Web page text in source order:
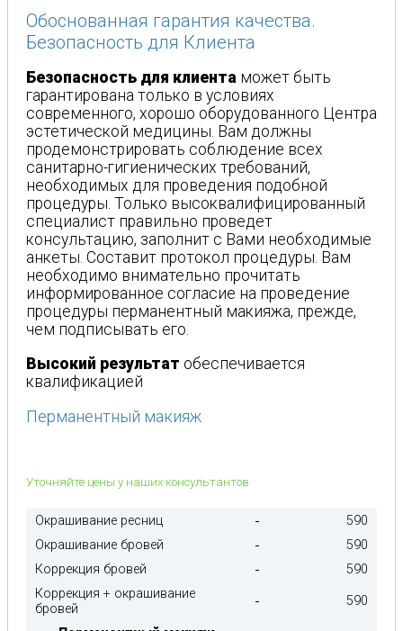
Обоснованная гарантия качества.
Безопасность для Клиента
Безопасность для клиента может быть
гарантирована только в условиях
современного, хорошо оборудованного Центра
эстетической медицины. Вам должны
продемонстрировать соблюдение всех
санитарно-гигиенических требований,
необходимых для проведения подобной
процедуры. Только высоквалифицированный
специалист правильно проведет
консультацию, заполнит с Вами необходимые
анкеты. Составит протокол процедуры. Вам
необходимо внимательно прочитать
информированное согласие на проведение
процедуры перманентный макияжа, прежде,
чем подписывать его.
Высокий результат обеспечивается
квалификацией
Перманентный макияж
Уточняйте цены у наших консультантов
Окрашивание ресниц
590
Окрашивание бровей
590
Коррекция бровей
590
Коррекция + окрашивание
бровей
590